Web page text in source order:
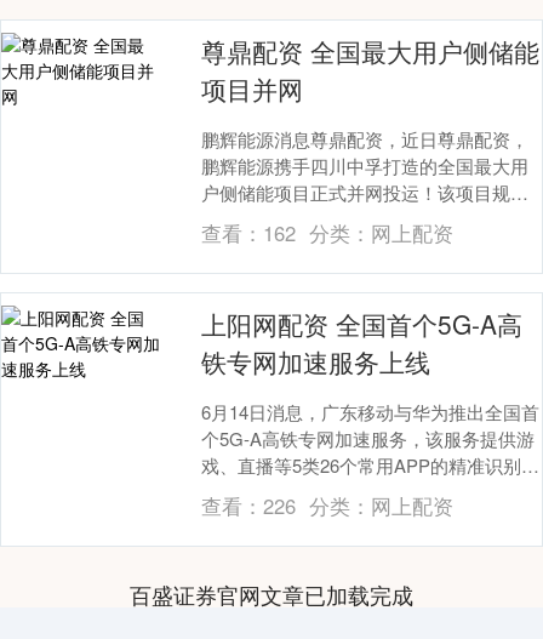
尊鼎配资 全国最大用户侧储能
项目并网
鹏辉能源消息尊鼎配资，近日尊鼎配资，
鹏辉能源携手四川中孚打造的全国最大用
户侧储能项目正式并网投运！该项目规模
107.12MW/428.48MWh尊鼎配资，亦是
电....
查看： 162 分类： 网上配资
上阳网配资 全国首个5G-A高
铁专网加速服务上线
6月14日消息，广东移动与华为推出全国首
个5G-A高铁专网加速服务，该服务提供游
戏、直播等5类26个常用APP的精准识别、
质差判断及动态加速服务。实测数据显示
上....
查看：226 分类： 网上配资
百盛证券官网文章已加载完成